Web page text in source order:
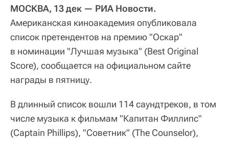
МОСКВА, 13 дек — РИА Новости.
Американская киноакадемия опубликовала
список претендентов на премию "Оскар"
в номинации "Лучшая музыка" (Best Original
Score), сообщается на официальном сайте
награды в пятницу.
В длинный список вошли 114 саундтреков, в том
числе музыка к фильмам "Капитан Филлипс"
(Captain Phillips), "Советник" (The Counselor),